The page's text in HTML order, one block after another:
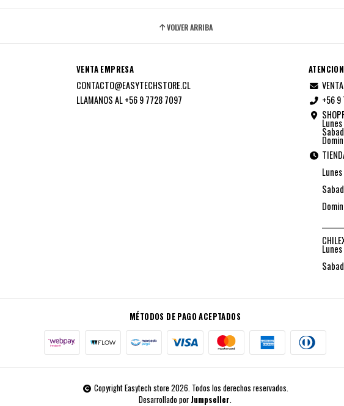
VOLVER ARRIBA
VENTA EMPRESA
CONTACTO@EASYTECHSTORE.CL
LLAMANOS AL +56 9 7728 7097
+56 9
MÉTODOS DE PAGO ACEPTADOS
Copyright Easytech store 2026. Todos los derechos reservados.
Desarrollado por Jumpseller.